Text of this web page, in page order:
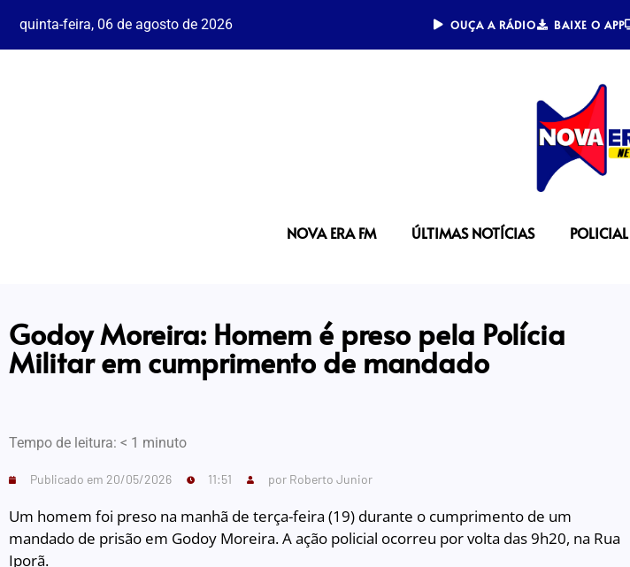
quinta-feira, 06 de agosto de 2026 OUÇA A RÁDIO BAIXE O APP
NOVA ERA FM ÚLTIMAS NOTÍCIAS POLICIAL
Godoy Moreira: Homem é preso pela Polícia
Militar em cumprimento de mandado
Tempo de leitura: < 1 minuto
Publicado em 20/05/2026 11:51 por Roberto Junior
Um homem foi preso na manhã de terça-feira (19) durante o cumprimento de um
mandado de prisão em Godoy Moreira. A ação policial ocorreu por volta das 9h20, na Rua
Iporã.